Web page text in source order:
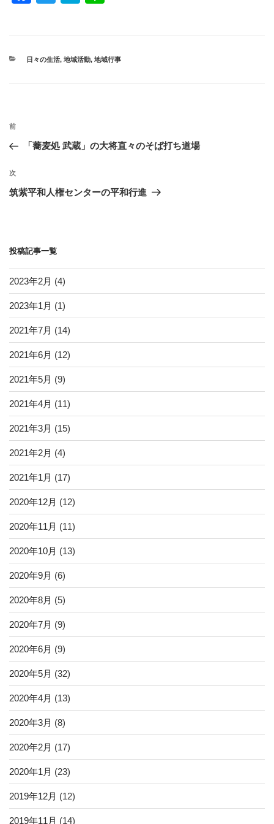
e
er n
カ
日々の生活, 地域活動, 地域行事
投
ナ
ビ
ゲ
ン
過
去
投
稿
前
「蕎麦処 武蔵」の大将直々のそば打ち道場
次
の
次
筑紫平和人権センターの平和行進
投稿記事一覧
2023年2月 (4)
2023年1月 (1)
2021年7月 (14)
2021年6月 (12)
2021年5月 (9)
2021年4月 (11)
2021年3月 (15)
2021年2月 (4)
2021年1月 (17)
2020年12月 (12)
2020年11月 (11)
2020年10月 (13)
2020年9月 (6)
2020年8月 (5)
2020年7月 (9)
2020年6月 (9)
2020年5月 (32)
2020年4月 (13)
2020年3月 (8)
2020年2月 (17)
2020年1月 (23)
2019年12月 (12)
2019年11月 (14)